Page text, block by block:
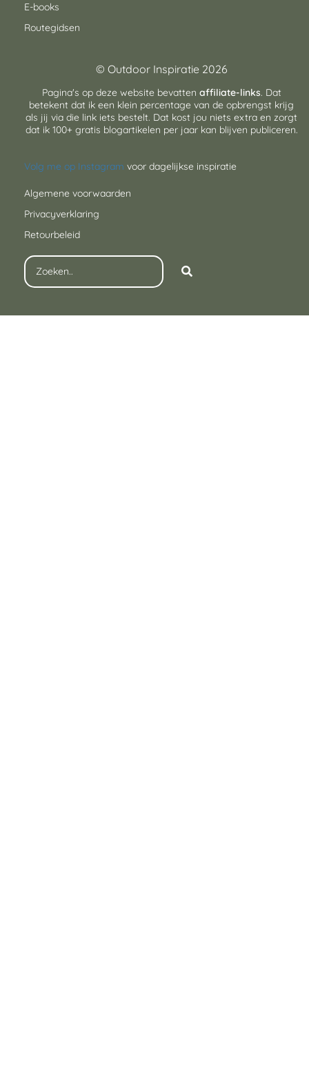
E-books
Routegidsen
© Outdoor Inspiratie 2026
Pagina's op deze website bevatten affiliate-links. Dat
betekent dat ik een klein percentage van de opbrengst krijg
als jij via die link iets bestelt. Dat kost jou niets extra en zorgt
dat ik 100+ gratis blogartikelen per jaar kan blijven publiceren.
Volg me op Instagram voor dagelijkse inspiratie
Algemene voorwaarden
Privacyverklaring
Retourbeleid